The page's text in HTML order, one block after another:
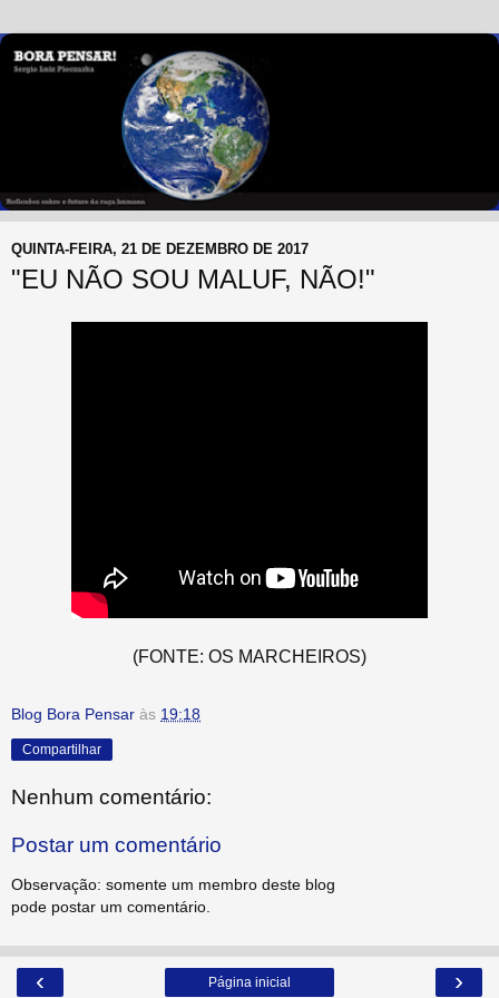
QUINTA-FEIRA, 21 DE DEZEMBRO DE 2017
"EU NÃO SOU MALUF, NÃO!"
(FONTE: OS MARCHEIROS)
Blog Bora Pensar às 19:18
Compartilhar
Nenhum comentário:
Postar um comentário
Observação: somente um membro deste blog
pode postar um comentário.
‹ ›
Página inicial